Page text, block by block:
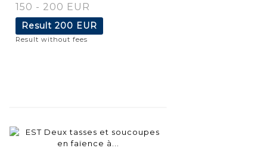
150 - 200 EUR
Result 200 EUR
Result without fees